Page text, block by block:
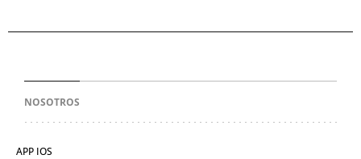
NOSOTROS
APP IOS